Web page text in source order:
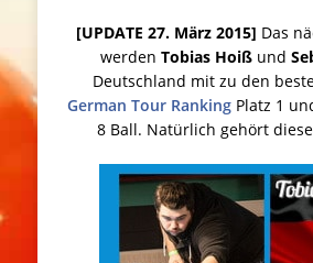
[UPDATE 27. März 2015] Das
werdenTobias Hoiß und
Deutschland mit zu den
German Tour Ranking Platz 1
8 Ball. Natürlich gehört